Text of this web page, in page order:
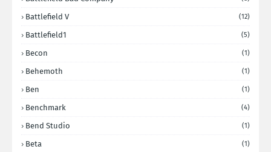
Battlefield V (12)
Battlefield1 (5)
Becon (1)
Behemoth (1)
Ben (1)
Benchmark (4)
Bend Studio (1)
Beta (1)